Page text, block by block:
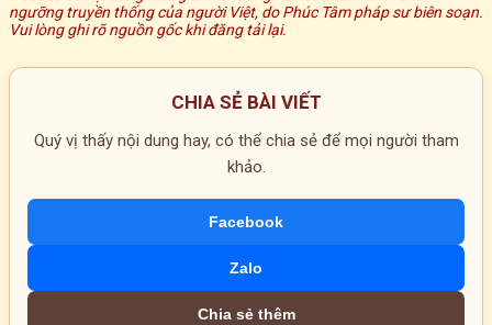
ngưỡng truyền thống của người Việt, do Phúc Tâm pháp sư biên soạn.
Vui lòng ghi rõ nguồn gốc khi đăng tải lại.
CHIA SẺ BÀI VIẾT
Quý vị thấy nội dung hay, có thể chia sẻ để mọi người tham
khảo.
Facebook
Zalo
Chia sẻ thêm